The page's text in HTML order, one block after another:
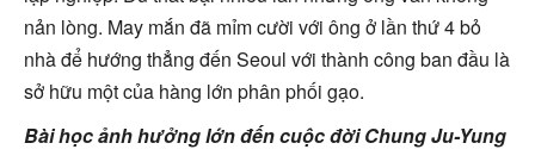
nản lòng. May mắn đã mỉm cười với ông ở lần thứ 4 bỏ
nhà để hướng thẳng đến Seoul với thành công ban đầu là
sở hữu một của hàng lớn phân phối gạo.
Bài học ảnh hưởng lớn đến cuộc đời Chung Ju-Yung